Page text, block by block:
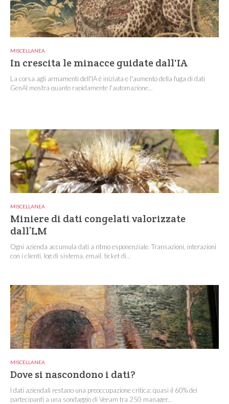
MISCELLANEA
In crescita le minacce guidate dall'IA
La corsa agli armamenti dell'IA è iniziata e l'aumento della fuga di dati
GenAI mostra quanto rapidamente l'automazione...
MISCELLANEA
Miniere di dati congelati valorizzate
dall’LM
Ogni azienda accumula dati a ritmo esponenziale. Transazioni, interazioni
con i clienti, log di sistema, email, ticket di...
MISCELLANEA
Dove si nascondono i dati?
I dati aziendali restano una preoccupazione critica: quasi il 60% dei
partecipanti a una sondaggio di Veeam tra 250 manager...